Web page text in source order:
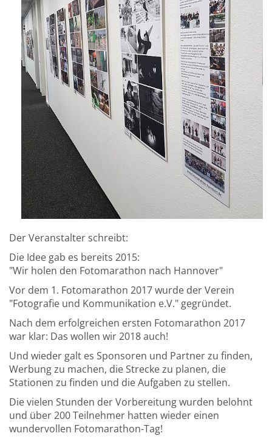
Der Veranstalter schreibt:
Die Idee gab es bereits 2015:
"Wir holen den Fotomarathon nach Hannover"
Vor dem 1. Fotomarathon 2017 wurde der Verein
"Fotografie und Kommunikation e.V." gegründet.
Nach dem erfolgreichen ersten Fotomarathon 2017
war klar: Das wollen wir 2018 auch!
Und wieder galt es Sponsoren und Partner zu finden,
Werbung zu machen, die Strecke zu planen, die
Stationen zu finden und die Aufgaben zu stellen.
Die vielen Stunden der Vorbereitung wurden belohnt
und über 200 Teilnehmer hatten wieder einen
wundervollen Fotomarathon-Tag!